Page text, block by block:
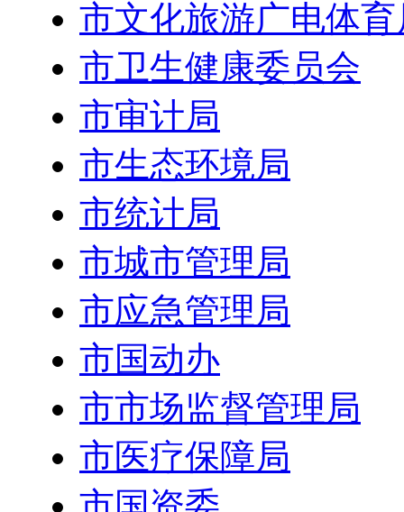
市文化旅游广电体育
市卫生健康委员会
市审计局
市生态环境局
市统计局
市城市管理局
市应急管理局
市国动办
市市场监督管理局
市医疗保障局